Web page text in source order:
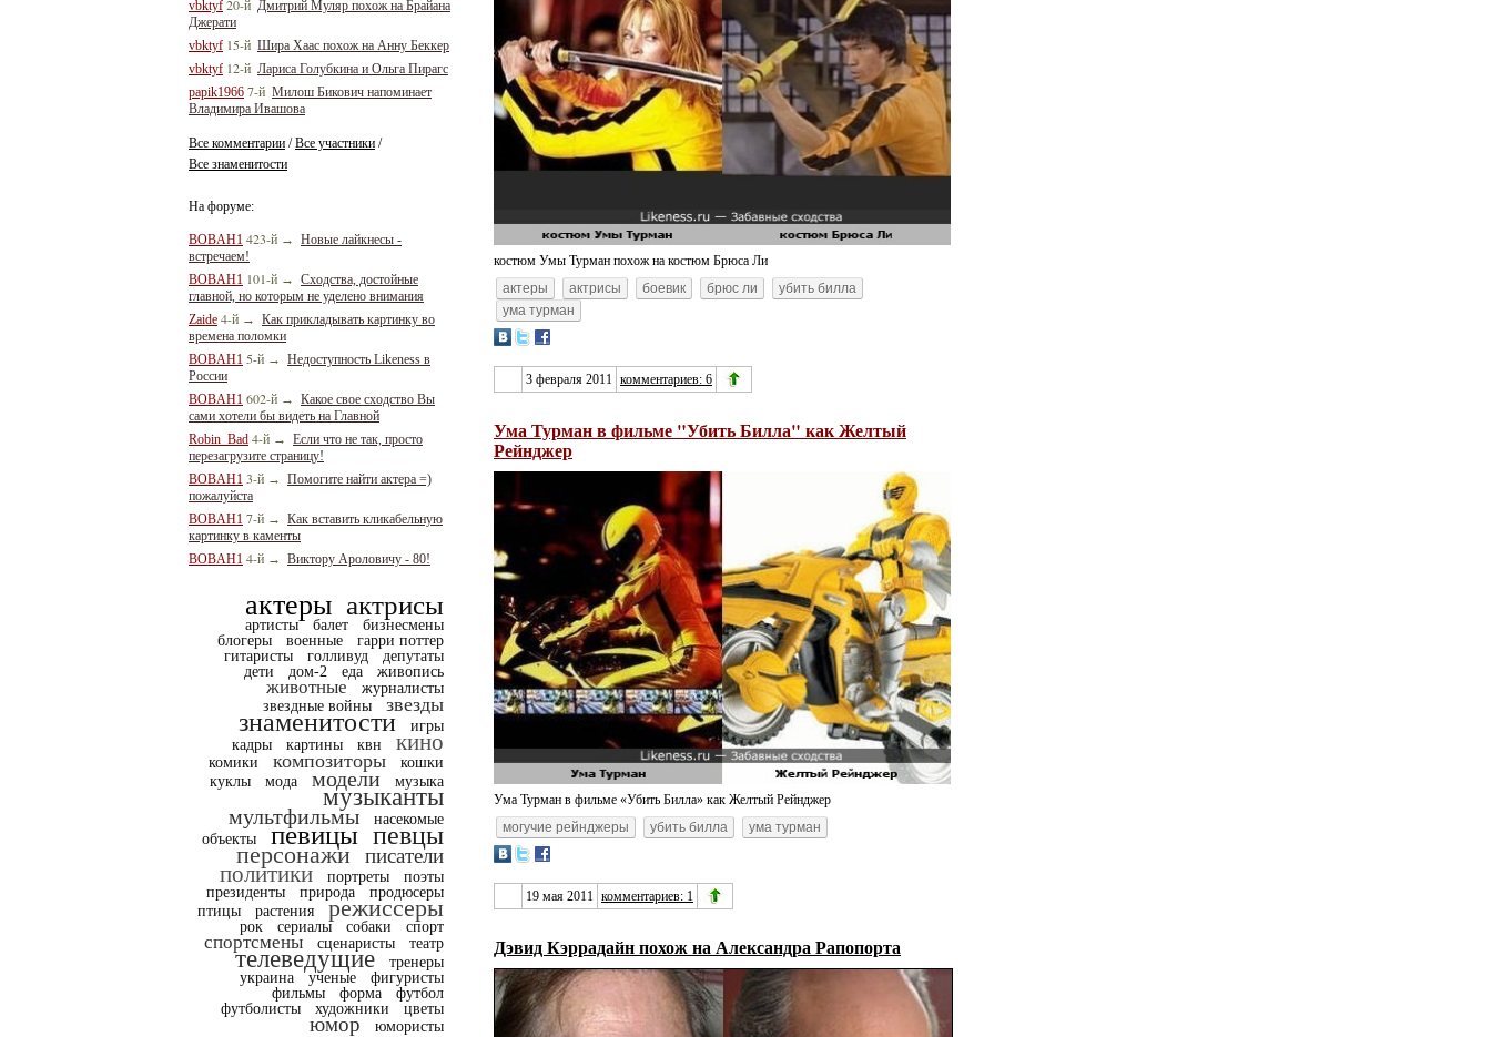
vbktyf 20-й Дмитрий Муляр похож на Брайана
Джерати
vbktyf 15-й Шира Хаас похож на Анну Беккер
vbktyf 12-й Лариса Голубкина и Ольга Пирагс
papik1966 7-й Милош Бикович напоминает
Владимира Ивашова
Все комментарии /Все участники /
Все знаменитости
На форуме:
BOBAH1 423-й → Новые лайкнесы -
встречаем!
BOBAH1 101-й → Сходства, достойные
главной, но которым не уделено внимания
Zaide 4-й → Как прикладывать картинку во
времена поломки
BOBAH1 5-й → Недоступность Likeness в
России
BOBAH1 602-й → Какое свое сходство Вы
сами хотели бы видеть на Главной
Robin_Bad 4-й → Если что не так, просто
перезагрузите страницу!
BOBAH1 3-й → Помогите найти актера =)
пожалуйста
BOBAH1 7-й → Как вставить кликабельную
картинку в каменты
BOBAH1 4-й → Виктору Ароловичу - 80!
актеры актрисы
артисты балет
бизнесмены
блогеры
военные
гарри поттер
гитаристы
голливуд
депутаты
дети
дом-2 еда живопись
животные
журналисты
звездные войны
звезды
знаменитости
игры
кадры
картины квн кино
комики композиторы
кошки
куклы
мода модели музыка
музыканты
мультфильмы
насекомые
объекты
певицы певцы
персонажи писатели
политики портреты
поэты
президенты
природа
продюсеры
птицы
растения режиссеры
рок сериалы собаки спорт
спортсмены сценаристы театр
телеведущие
тренеры
украина
ученые
фигуристы
фильмы
форма
футбол
футболисты
художники цветы
юмор юмористы
костюм Умы Турман похож на костюм Брюса Ли
актеры
актрисы боевик брюс ли
убить билла
ума турман
3 февраля 2011 комментариев: 6
Ума Турман в фильме "Убить Билла" как Желтый
Рейнджер
Ума Турман в фильме «Убить Билла» как Желтый Рейнджер
могучие рейнджеры
убить билла ума турман
19 мая 2011 комментариев: 1
Дэвид Кэррадайн похож на Александра Рапопорта